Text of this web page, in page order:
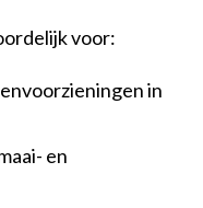
voor:
in
en